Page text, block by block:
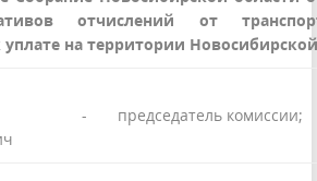
отчислений от
уплате на территории
- председатель комиссии;